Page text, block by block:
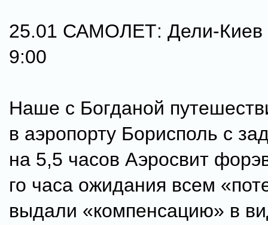
25.01 САМОЛЕТ: Дели-Киев
9:00
Наше с Богданой
в аэропорту Борисполь с
на 5,5 часов Аэросвит
го часа ожидания всем
выдали «компенсацию» в